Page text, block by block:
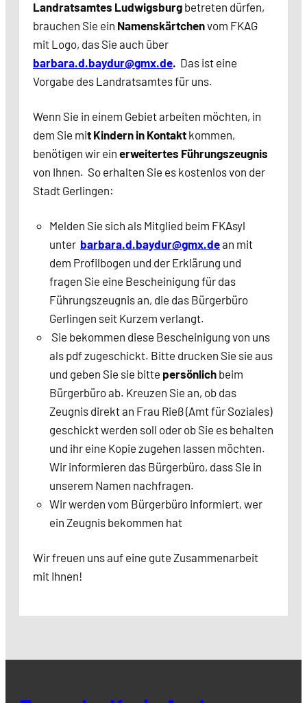
Landratsamtes Ludwigsburg betreten dürfen,
brauchen Sie ein Namenskärtchenvom FKAG
mit Logo, das Sie auch über
barbara.d.baydur@gmx.de. Das ist eine
Vorgabe des Landratsamtes für uns.
Wenn Sie in einem Gebiet arbeiten möchten, in
dem Sie mit Kindern in Kontakt kommen,
benötigen wir ein erweitertes Führungszeugnis
von Ihnen. So erhalten Sie es kostenlos von der
Stadt Gerlingen:
Melden Sie sich als Mitglied beim FKAsyl
unter barbara.d.baydur@gmx.dean mit
dem Profilbogen und der Erklärung und
fragen Sie eine Bescheinigung für das
Führungszeugnis an, die das Bürgerbüro
Gerlingen seit Kurzem verlangt.
Sie bekommen diese Bescheinigung von uns
als pdf zugeschickt. Bitte drucken Sie sie aus
und geben Sie sie bitte persönlich beim
Bürgerbüro ab. Kreuzen Sie an, ob das
Zeugnis direkt an Frau Rieß (Amt für Soziales)
geschickt werden soll oder ob Sie es behalten
und ihr eine Kopie zugehen lassen möchten.
Wir informieren das Bürgerbüro, dass Sie in
unserem Namen nachfragen.
Wir werden vom Bürgerbüro informiert, wer
ein Zeugnis bekommen hat
Wir freuen uns auf eine gute Zusammenarbeit
mit Ihnen!